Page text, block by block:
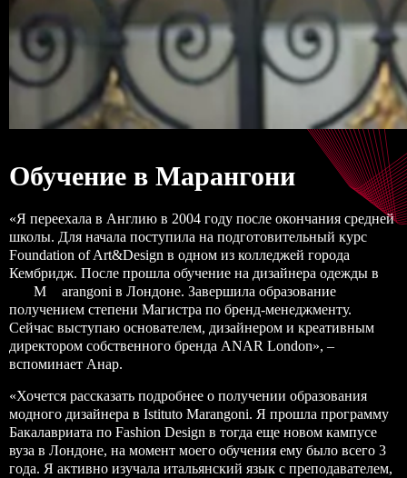
Обучение в Марангони
«Я переехала в Англию в 2004 году после окончания средней
школы. Для начала поступила на подготовительный курс
Foundation of Art&Design в одном из колледжей города
Кембридж. После прошла обучение на дизайнера одежды в
M
arangoni в Лондоне. Завершила образование
получением степени Магистра по бренд-менеджменту.
Сейчас выступаю основателем, дизайнером и креативным
директором собственного бренда ANAR London», –
вспоминает Анар.
«Хочется рассказать подробнее о получении образования
модного дизайнера в Istituto Marangoni. Я прошла программу
Бакалавриата по Fashion Design в тогда еще новом кампусе
вуза в Лондоне, на момент моего обучения ему было всего 3
года. Я активно изучала итальянский язык с преподавателем,